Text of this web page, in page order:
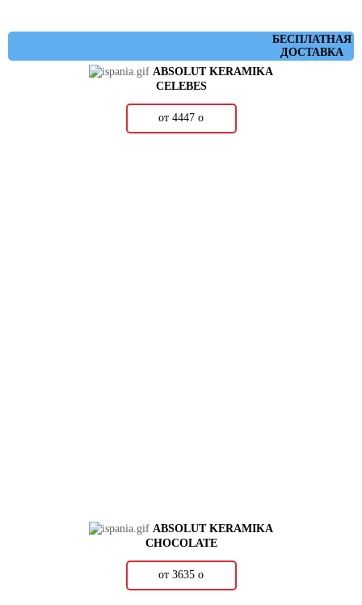
БЕСПЛАТНАЯ
ДОСТАВКА
ABSOLUT KERAMIKA
CELEBES
от 4447 о
ABSOLUT KERAMIKA
CHOCOLATE
от 3635 о